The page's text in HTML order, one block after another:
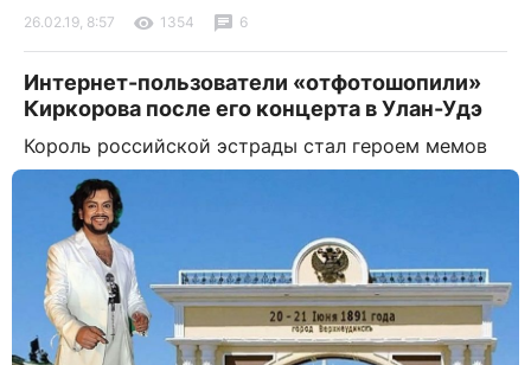
26.02.19, 8:57 1354 6
Интернет-пользователи «отфотошопили»
Киркорова после его концерта в Улан-Удэ
Король российской эстрады стал героем мемов